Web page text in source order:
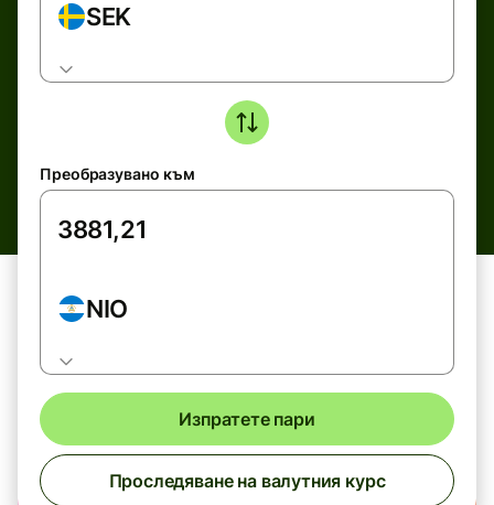
SEK
Преобразувано към
NIO
Изпратете пари
Проследяване на валутния курс